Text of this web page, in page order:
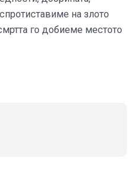
на злото
го добиеме местото